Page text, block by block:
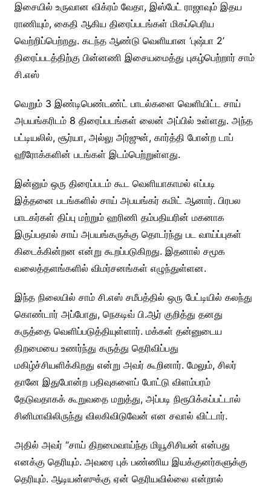
இசையில் உருவான விக்ரம் வேதா, இஸ்பேட் ராஜாவும் இதய
ராணியும், கைதி ஆகிய திரைப்படங்கள் மிகப்பெரிய
வெற்றிப்பெற்றது. கடந்த ஆண்டு வெளியான ‘புஷ்பா 2’
திரைப்படத்திற்கு பின்னணி இசையமைத்து புகழ்பெற்றார் சாம்
சி.எஸ்
வெறும் 3 இண்டிபெண்டண்ட் பாடல்களை வெளியிட்ட சாய்
அபயங்கரிடம் 8 திரைப்படங்கள் லைன் அப்பில் உள்ளது. அந்த
பட்டியலில், சூர்யா, அல்லு அர்ஜுன், கார்த்தி போன்ற டாப்
ஹீரோக்களின் படங்கள் இடம்பெற்றுள்ளது.
இன்னும் ஒரு திரைப்படம் கூட வெளியாகாமல் எப்படி
இத்தனை படங்களில் சாய் அபயங்கர் கமிட் ஆனார். பிரபல
பாடகர்கள் திப்பு மற்றும் ஹரிணி தம்பதியரின் மகனாக
இருப்பதால் சாய் அபயங்கருக்கு தொடர்ந்து பட வாய்ப்புகள்
கிடைக்கின்றன என்று கூறப்படுகிறது. இதனால் சமூக
வலைத்தளங்களில் விமர்சனங்கள் எழுந்துள்ளன.
இந்த நிலையில் சாம் சி.எஸ் சமீபத்தில் ஒரு பேட்டியில் கலந்து
கொண்டார் அப்போது, நெகடிவ் பி.ஆர் குறித்து தனது
கருத்தை வெளிப்படுத்தியுள்ளார். மக்கள் தன்னுடைய
திறமையை உணர்ந்து கருத்து தெரிவிப்பது
மகிழ்ச்சியளிக்கிறது என்று அவர் கூறினார். மேலும், சிலர்
தானே இதுபோன்ற பதிவுகளைப் போட்டு விளம்பரம்
தேடுவதாகக் கூறுவதை மறுத்து, அப்படி நிரூபிக்கப்பட்டால்
சினிமாவிலிருந்து விலகிவிடுவேன் என சவால் விட்டார்.
அதில் அவர் “சாய் திறமைவாய்ந்த மியூசிசியன் என்பது
எனக்கு தெரியும். அவரை புக் பண்ணிய இயக்குனர்களுக்கு
தெரியும். ஆடியன்ஸுக்கு ஏன் தெரியவில்லை என்றால்